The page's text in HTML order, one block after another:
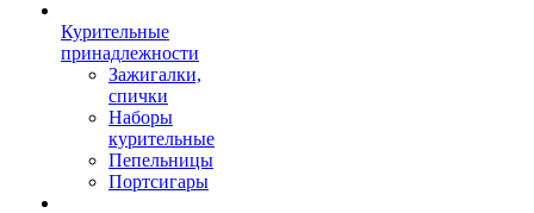
Курительные
принадлежности
Зажигалки,
спички
Наборы
курительные
Пепельницы
Портсигары